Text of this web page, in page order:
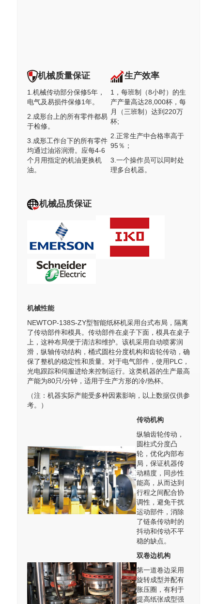
机械质量保证
1.机械传动部分保修5年，
电气及易损件保修1年。
2.成形台上的所有零件都易
于检修。
3.成形工作台下的所有零件
均通过油浴润滑。应每4-6
个月用指定的机油更换机
油。
生产效率
1，每班制（8小时）的生
产产量高达28,000杯，每
月（三班制）达到220万
杯;
2.正常生产中合格率高于
95％；
3.一个操作员可以同时处
理多台机器。
机械品质保证
机械性能
NEWTOP-138S-ZY型智能纸杯机采用台式布局，隔离
了传动部件和模具。传动部件在桌子下面，模具在桌子
上，这种布局便于清洁和维护。该机采用自动喷雾润
滑，纵轴传动结构，桶式圆柱分度机构和齿轮传动，确
保了整机的稳定性和质量。对于电气部件，使用PLC，
光电跟踪和伺服进给来控制运行。这类机器的生产最高
产能为80只/分钟，适用于生产方形的冷/热杯。
（注：机器实际产能受多种因素影响，以上数据仅供参
考。）
传动机构
纵轴齿轮传动，
圆柱式分度凸
轮，优化内部布
局，保证机器传
动精度，同步性
能高，从而达到
行程之间配合协
调性，避免干扰
运动部件，消除
了链条传动时的
抖动和传动不平
稳的缺点。
双卷边机构
第一道卷边采用
旋转成型并配有
胀压圈，有利于
提高纸张成型强